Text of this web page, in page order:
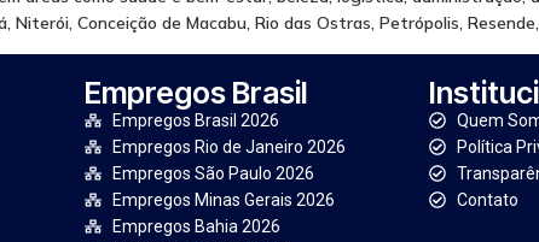
Niterói, Conceição de Macabu, Rio das Ostras, Petrópolis,
Empregos Brasil
Empregos Brasil 2026
Empregos Rio de Janeiro 2026
Empregos São Paulo 2026
Empregos Minas Gerais 2026
Empregos Bahia 2026
Quem
Política
Contato